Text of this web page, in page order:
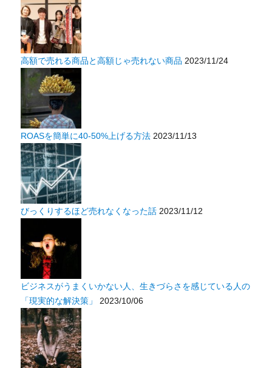
高額で売れる商品と高額じゃ売れない商品 2023/11/24
ROASを簡単に40-50%上げる方法 2023/11/13
びっくりするほど売れなくなった話 2023/11/12
ビジネスがうまくいかない人、生きづらさを感じている人の
「現実的な解決策」
2023/10/06